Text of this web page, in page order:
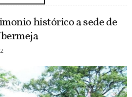
histórico a sede de